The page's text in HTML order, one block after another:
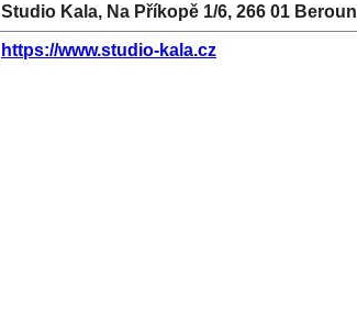
Studio Kala, Na Příkopě 1/6, 266 01 Beroun
https://www.studio-kala.cz